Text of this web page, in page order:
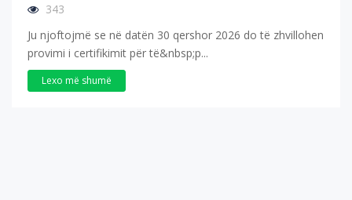
576
Ju njoftojmë se në datën 11 maj 2026 do të zhvillohen
provimi i certifikimit për të&nbsp;profe...
Lexo më shumë